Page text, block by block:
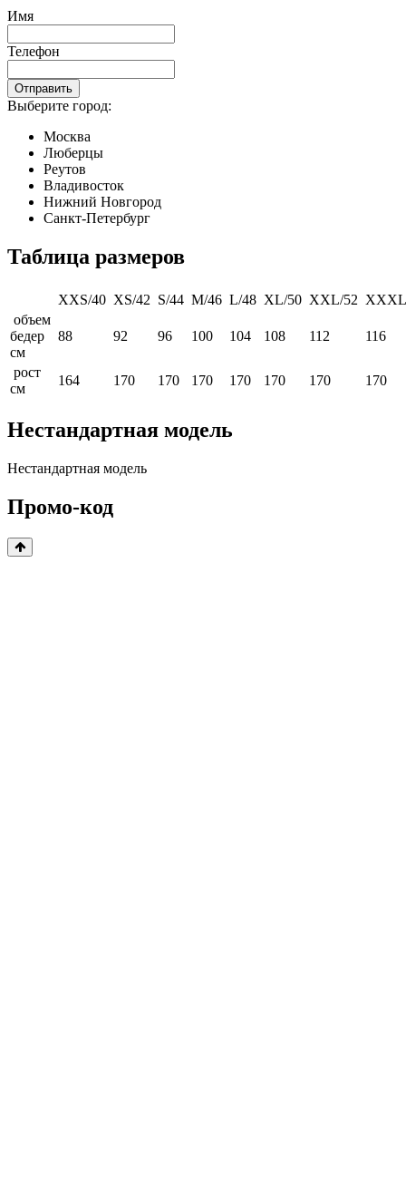
Имя
Телефон
Отправить
Выберите город:
Москва
Люберцы
Реутов
Владивосток
Нижний Новгород
Санкт-Петербург
Таблица размеров
XXS/40 XS/42 S/44 M/46 L/48 XL/50 XXL/52
объем
бедер
см
88 92 96 100 104 108 112 116
рост
см
164 170 170 170 170 170 170 170
Нестандартная модель
Нестандартная модель
Промо-код